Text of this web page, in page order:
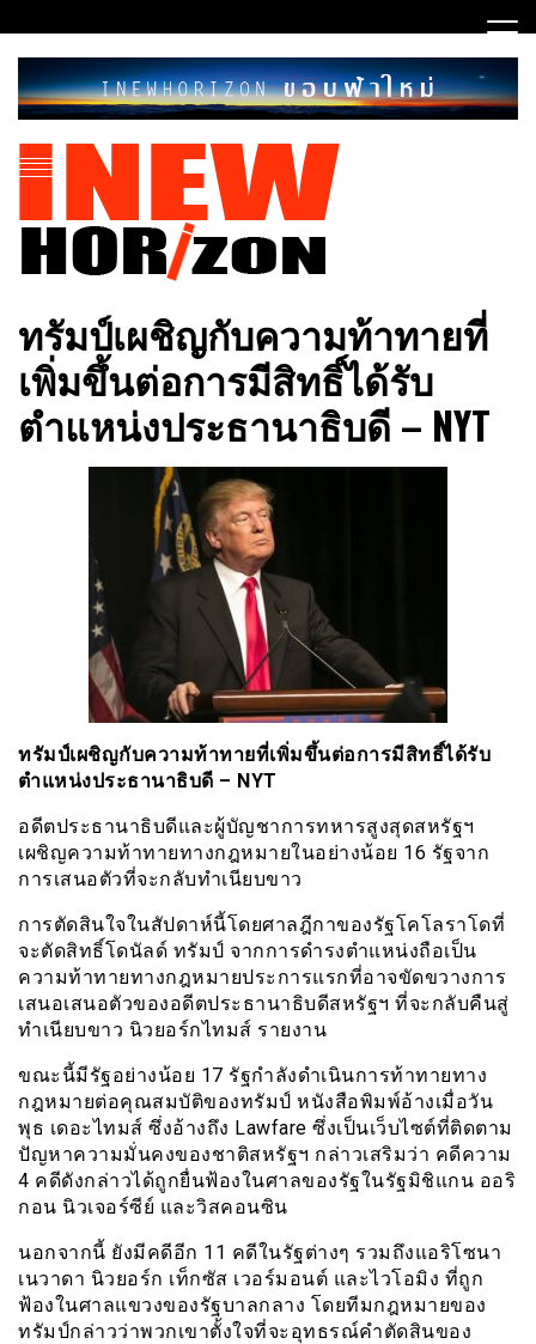
to
content
INEWHORIZON
ทรัมป์เผชิญกับความท้าทายที่
เพิ่มขึ้นต่อการมีสิทธิ์ได้รับ
ตำแหน่งประธานาธิบดี – NYT
ทรัมป์เผชิญกับความท้าทายที่เพิ่มขึ้นต่อการมีสิทธิ์ได้รับ
ตำแหน่งประธานาธิบดี – NYT
อดีตประธานาธิบดีและผู้บัญชาการทหารสูงสุดสหรัฐฯ
เผชิญความท้าทายทางกฎหมายในอย่างน้อย 16 รัฐจาก
การเสนอตัวที่จะกลับทำเนียบขาว
การตัดสินใจในสัปดาห์นี้โดยศาลฎีกาของรัฐโคโลราโดที่
จะตัดสิทธิ์โดนัลด์ ทรัมป์ จากการดำรงตำแหน่งถือเป็น
ความท้าทายทางกฎหมายประการแรกที่อาจขัดขวางการ
เสนอเสนอตัวของอดีตประธานาธิบดีสหรัฐฯ ที่จะกลับคืนสู่
ทำเนียบขาว นิวยอร์กไทมส์ รายงาน
ขณะนี้มีรัฐอย่างน้อย 17 รัฐกำลังดำเนินการท้าทายทาง
กฎหมายต่อคุณสมบัติของทรัมป์ หนังสือพิมพ์อ้างเมื่อวัน
พุธ เดอะไทมส์ ซึ่งอ้างถึง Lawfare ซึ่งเป็นเว็บไซต์ที่ติดตาม
ปัญหาความมั่นคงของชาติสหรัฐฯ กล่าวเสริมว่า คดีความ
4 คดีดังกล่าวได้ถูกยื่นฟ้องในศาลของรัฐในรัฐมิชิแกน ออริ
กอน นิวเจอร์ซีย์ และวิสคอนซิน
นอกจากนี้ ยังมีคดีอีก 11 คดีในรัฐต่างๆ รวมถึงแอริโซนา
เนวาดา นิวยอร์ก เท็กซัส เวอร์มอนต์ และไวโอมิง ที่ถูก
ฟ้องในศาลแขวงของรัฐบาลกลาง โดยทีมกฎหมายของ
ทรัมป์กล่าวว่าพวกเขาตั้งใจที่จะอุทธรณ์คำตัดสินของ